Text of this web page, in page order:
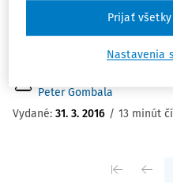
študent Právnickej fakulty
univerzity v Trnave. Bc.
Peter Gombala
Vydané: 31. 3. 2016 / 13 minút
Nastavenia
Prijať